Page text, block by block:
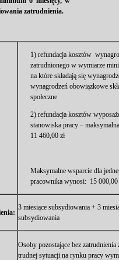
zatrudnienia.
1) refundacja kosztów
zatrudnionego w wymiarze
na które składają się
wynagrodzeń obowiązkowe
społeczne
2) refundacja kosztów
stanowiska pracy –
11 460,00 zł
Maksymalne wsparcie dla
pracownika wynosi: 15 000,00
3 miesiące subsydiowania + 3
subsydiowania
Osoby pozostające bez
trudnej sytuacji na rynku pracy